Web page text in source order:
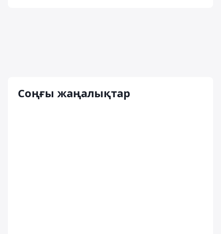
Соңғы жаңалықтар